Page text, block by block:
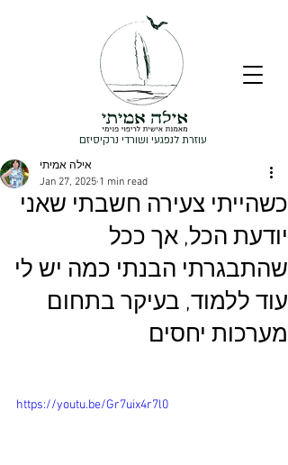
עוזרת לנפגעי ושורדי נרקיסיזם
כשהייתי צעירה חשבתי שאני
יודעת הכל, אך ככל
שהתבגרתי הבנתי כמה יש לי
עוד ללמוד, בעיקר בתחום
מערכות יחסים
אילה אמיתי
Jan 27, 2025 1 min read
https://youtu.be/Gr7uix4r7l0